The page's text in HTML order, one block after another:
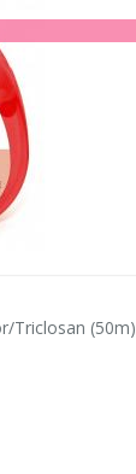
Triclosan (50m)